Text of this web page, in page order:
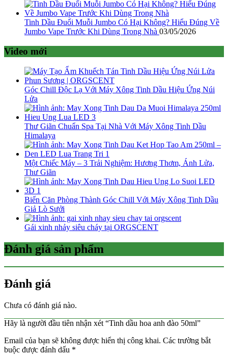
Tinh Dầu Đuổi Muỗi Jumbo Có Hại Không? Hiểu Đúng Về
Jumbo Vape Trước Khi Dùng Trong Nhà 03/05/2026
Video mới
Góc Chill Độc Lạ Với Máy Xông Tinh Dầu Hiệu Ứng Núi
Lửa
Thư Giãn Chuẩn Spa Tại Nhà Với Máy Xông Tinh Dầu
Himalaya
Một Chiếc Máy – 3 Trải Nghiệm: Hương Thơm, Ánh Lửa,
Thư Giãn
Biến Căn Phòng Thành Góc Chill Với Máy Xông Tinh Dầu
Giả Lò Sưởi
Gái xinh nhảy siêu cháy tại ORGSCENT
Đánh giá sản phẩm
Đánh giá
Chưa có đánh giá nào.
Hãy là người đầu tiên nhận xét “Tinh dầu hoa anh đào 50ml”
Email của bạn sẽ không được hiển thị công khai. Các trường bắt
buộc được đánh dấu *